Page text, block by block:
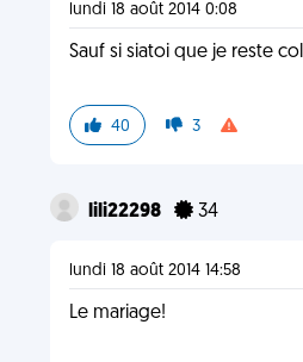
lundi 18 août 2014 0:08
Sauf si siatoi que je reste
40 3
lili22298 34
lundi 18 août 2014 14:58
Le mariage!